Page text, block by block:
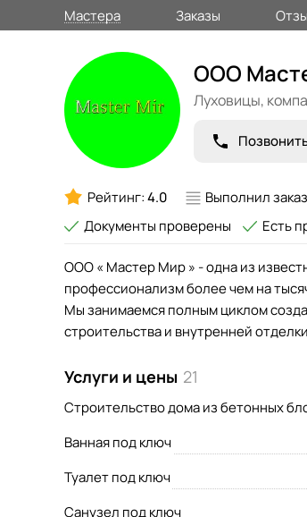
Мастера Заказы
ООО
Луховицы,
Рейтинг:4.0 Выполнил
Документы проверены
Есть
ООО « Мастер Мир » - одна из
профессионализм более чем на
Мы занимаемся полным циклом
строительства и внутренней
Услуги и цены 21
Строительство дома из бетонных
Ванная под ключ
Туалет под ключ
Санузел под ключ